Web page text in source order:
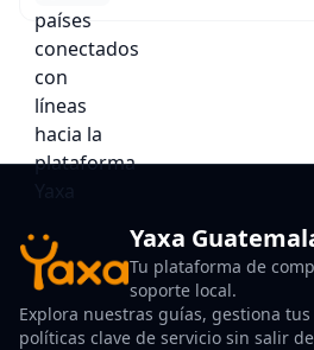
Yaxa
Tu plataforma de
soporte local.
Explora nuestras guías, gestiona
políticas clave de servicio sin salir